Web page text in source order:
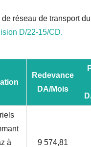
de réseau de transport
D/22-15/CD.
Redevance
DA/Mois
à
9 574,81